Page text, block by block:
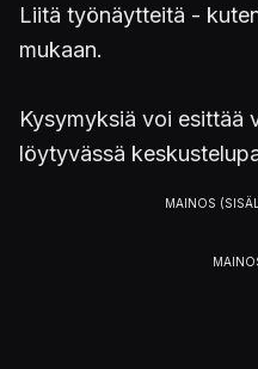
Liitä työnäytteitä -
mukaan.
Kysymyksiä voi esittää
löytyvässä